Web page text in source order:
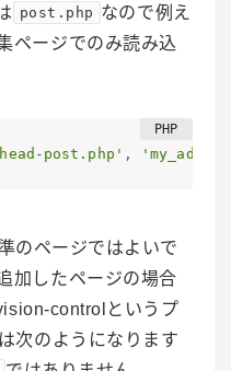
post.php なので例え
ページでのみ読み込
post.php' ,
のページではよいで
加したページの場合
controlというプ
次のようになります